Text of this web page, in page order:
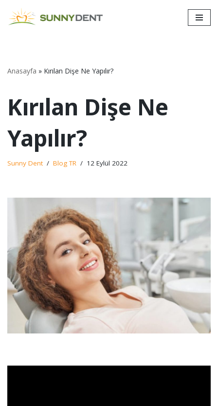
İçeriğe
Anasayfa » Kırılan Dişe Ne Yapılır?
Kırılan Dişe Ne
Yapılır?
Sunny Dent Blog TR 12 Eylül 2022